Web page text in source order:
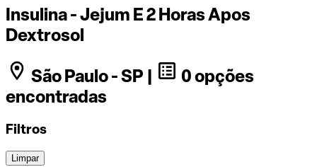
Insulina - Jejum E 2 Horas Apos
Dextrosol
São Paulo - SP |
0 opções
encontradas
Filtros
Limpar